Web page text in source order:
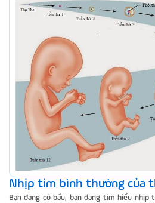
Nhịp tim bình thường của
Bạn đang có bầu, bạn đang tìm hiểu